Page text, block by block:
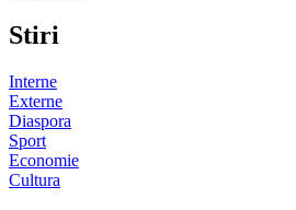
Stiri
Interne
Externe
Diaspora
Sport
Economie
Cultura